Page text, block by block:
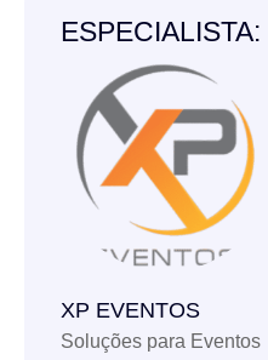
ESPECIALISTA:
XP EVENTOS
Soluções para Eventos